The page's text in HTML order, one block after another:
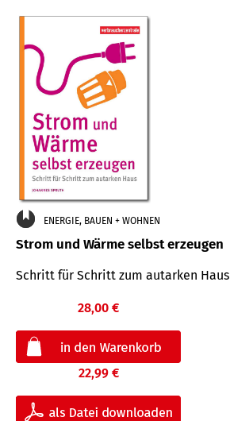
ENERGIE, BAUEN + WOHNEN
Strom und Wärme selbst erzeugen
Schritt für Schritt zum autarken Haus
28,00 €
22,99 €